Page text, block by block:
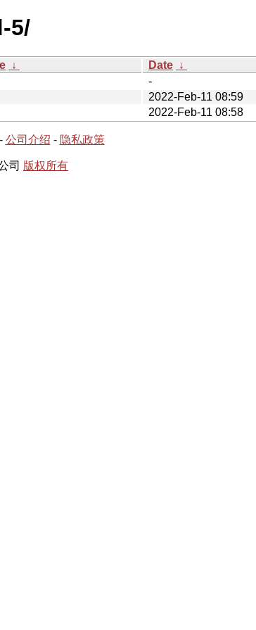
5/
↓ Date ↓
-
2022-Feb-11 08:59
2022-Feb-11 08:58
- 公司介绍 - 隐私政策
司 版权所有